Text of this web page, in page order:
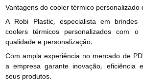
Vantagens do cooler térmico personalizado
A Robi Plastic, especialista em brindes
coolers térmicos personalizados com
qualidade e personalização.
Com ampla experiência no mercado de
a empresa garante inovação, eficiência
seus produtos.